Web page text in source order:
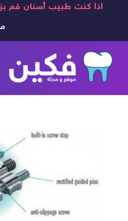
اذا كنت طبيب أسنان قم